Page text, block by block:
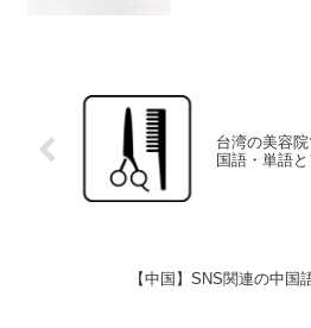
台湾の美容
国語・単語
【中国】SNS関連の中国